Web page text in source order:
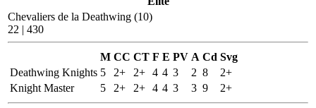
Chevaliers de la Deathwing (10)
22 | 430
M CC CT F E PV A Cd Svg
Deathwing Knights 5 2+ 2+ 4 4 3 2 8
2+
Knight Master
5 2+ 2+ 4 4 3 3 9 2+